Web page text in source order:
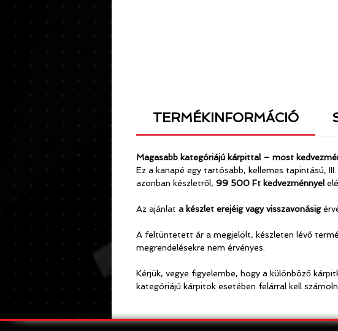
TERMÉKINFORMÁCIÓ
Magasabb kategóriájú kárpittal – most
Ez a kanapé egy tartósabb, kellemes tapintású,
azonban készletről, 99 500 Ft kedvezménnyel
Az ajánlat a készlet erejéig vagy visszavonásig
A feltüntetett ár a megjelölt, készleten lévő
megrendelésekre nem érvényes.
Kérjük, vegye figyelembe, hogy a különböző
kategóriájú kárpitok esetében felárral kell